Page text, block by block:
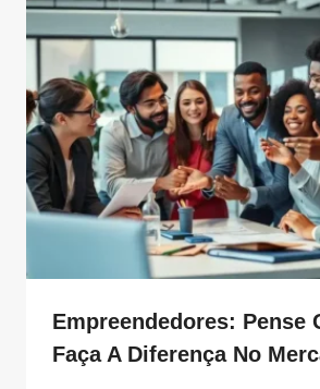
Empreendedores: Pense
Faça A Diferença No